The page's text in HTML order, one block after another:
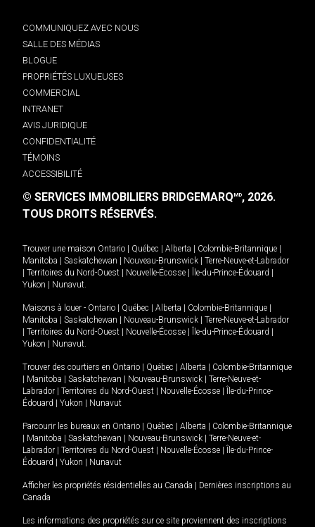
COMMUNIQUEZ AVEC NOUS
SALLE DES MÉDIAS
BLOGUE
PROPRIÉTÉS LUXUEUSES
COMMERCIAL
INTRANET
AVIS JURIDIQUE
CONFIDENTIALITÉ
TÉMOINS
ACCESSIBILITÉ
© SERVICES IMMOBILIERS BRIDGEMARQMD, 2026.
TOUS DROITS RÉSERVÉS.
Trouver une maison Ontario Québec Alberta Colombie-Britannique
Manitoba
Saskatchewan Nouveau-Brunswick
Terre-Neuve-et-Labrador
Territoires du Nord-Ouest Nouvelle-Écosse Île-du-Prince-Édouard
Yukon
Nunavut.
Maisons à louer - Ontario Québec Alberta Colombie-Britannique
Manitoba
Saskatchewan Nouveau-Brunswick
Terre-Neuve-et-Labrador
Territoires du Nord-Ouest Nouvelle-Écosse Île-du-Prince-Édouard
Yukon
Nunavut.
Trouver des courtiers en Ontario Québec Alberta
Colombie-Britannique
Manitoba Saskatchewan Nouveau-Brunswick
Terre-Neuve-et-
Labrador
Territoires du Nord-Ouest Nouvelle-Écosse
Île-du-Prince-
Édouard
Yukon Nunavut
Parcourir les bureaux en Ontario Québec Alberta
Colombie-Britannique
Manitoba Saskatchewan Nouveau-Brunswick
Terre-Neuve-et-
Labrador
Territoires du Nord-Ouest Nouvelle-Écosse
Île-du-Prince-
Édouard
Yukon Nunavut
Afficher les propriétés résidentielles au Canada
Dernières inscriptions au
Canada
Les informations des propriétés sur ce site proviennent des inscriptions